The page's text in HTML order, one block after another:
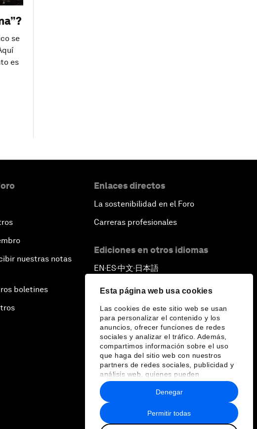
Esta página web usa cookies
Las cookies de este sitio web se usan
para personalizar el contenido y los
anuncios, ofrecer funciones de redes
sociales y analizar el tráfico. Además,
compartimos información sobre el uso
que haga del sitio web con nuestros
partners de redes sociales, publicidad y
análisis web, quienes pueden
combinarla con otra información que les
haya proporcionado o que hayan
recopilado a partir del uso que haya
hecho de sus servicios.
Permitir todas
Denegar
se
es
nuestras notas
boletines
Enlaces directos
La sostenibilidad en el Foro
Carreras profesionales
Ediciones en otros idiomas
EN ▪ ES▪中文▪ 日本語